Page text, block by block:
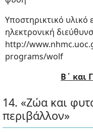
Υποστηρικτικό υλικό
ηλεκτρονική
http://
programs/wolf
Β΄ και
14. «Ζώα και
περιβάλλον»